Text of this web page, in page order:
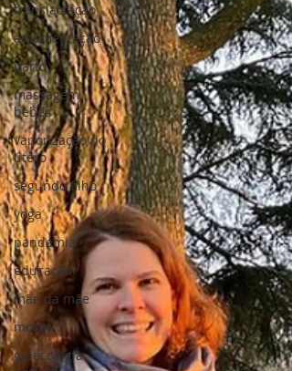
translactação
amamentação
parto
massagem
bebês
vaporização do
útero
segundo filho
yoga
pandemia
educação
mãe da mãe
mover
ginecologia